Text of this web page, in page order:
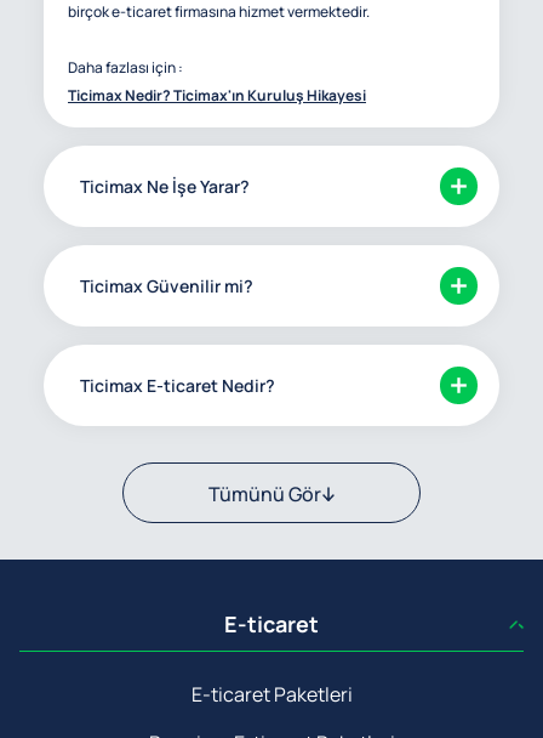
birçok e-ticaret firmasına hizmet vermektedir.
Daha fazlası için :
Ticimax Nedir? Ticimax'ın Kuruluş Hikayesi
Ticimax Ne İşe Yarar?
Ticimax Güvenilir mi?
Ticimax E-ticaret Nedir?
Tümünü Gör
E-ticaret
E-ticaret Paketleri